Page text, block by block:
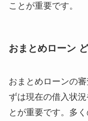
ことが重要です。
おまとめローン
おまとめローンの
ずは現在の借入状
とが重要です。多